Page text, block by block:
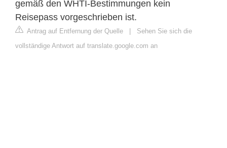
gemäß den WHTI-Bestimmungen kein
Reisepass vorgeschrieben ist.
Antrag auf Entfernung der Quelle | Sehen Sie sich die
vollständige Antwort auf translate.google.com an